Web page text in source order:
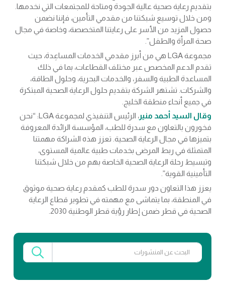
بتقديم رعاية صحية عالية الجودة ومتاحة للمجتمعات التي نخدمها.
ومن خلال توسيع شبكتنا من مقدمي التأمين، فإننا نضمن
حصول المزيد من الأسر على رعايتنا المتخصصة، وخاصة في مجال
صحة المرأة والطفل”.
مجموعة LGA هي من أبرز مقدمي الخدمات المساعِدة، حيث
تقدم الدعم المخصص عبر مختلف القطاعات، بما في ذلك
المساعدة الطبية والسفر، والخدمات البحرية، وحلول الطاقة،
والشركات. تشتهر الشركة بتقديم حلول الرعاية الصحية المبتكرة
في جميع أنحاء منطقة الخليج.
وقال السيد أحمد منير
، الرئيس التنفيذي لمجموعة LGA: “نحن
فخورون بالتعاون مع سدرة للطب، المؤسسة الرائدة المعروفة
بتميزها في مجال الرعاية الصحية. تعزز هذه الشراكة مهمتنا
المتمثلة في ربط المرضى بخدمات طبية عالمية المستوى،
وتبسيط رحلة الرعاية الصحية الخاصة بهم من خلال شبكتنا
التأمينية القوية”.
يعزز هذا التعاون دور سدرة للطب كمقدم رعاية صحية موثوق
في المنطقة، بما يتماشى مع مهمته في تطوير قطاع الرعاية
الصحية في قطر ضمن إطار رؤية قطر الوطنية 2030.